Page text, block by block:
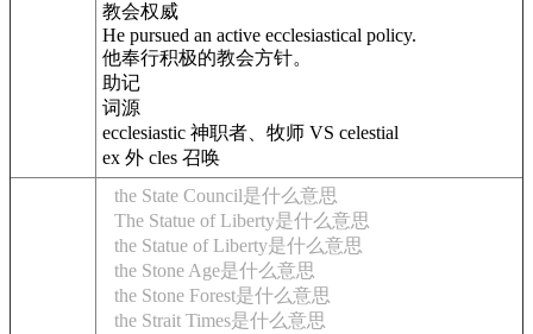
教会权威
He pursued an active ecclesiastical policy.
他奉行积极的教会方针。
助记
词源
ecclesiastic 神职者、牧师 VS celestial
ex 外 cles 召唤
the State Council是什么意思
The Statue of Liberty是什么意思
the Statue of Liberty是什么意思
the Stone Age是什么意思
the Stone Forest是什么意思
the Strait Times是什么意思